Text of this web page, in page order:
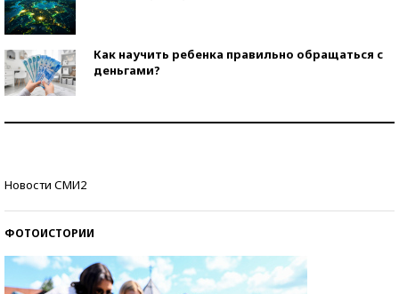
Как научить ребенка правильно обращаться с
деньгами?
Новости СМИ2
ФОТОИСТОРИИ